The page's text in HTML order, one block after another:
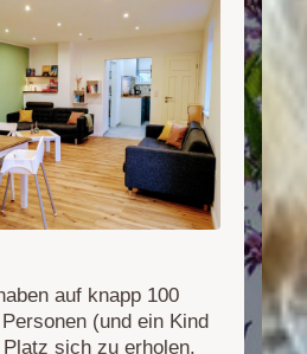
auf knapp 100
(und ein Kind
sich zu erholen.